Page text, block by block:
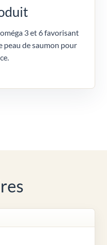
3 et 6 favorisant
peau de saumon pour